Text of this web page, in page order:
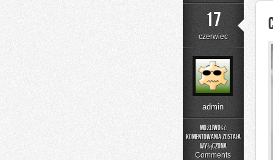
17
czerwiec
admin
Możliwość
komentowania
Czytelnicze
Artykuły
została
wyłączona
Comments